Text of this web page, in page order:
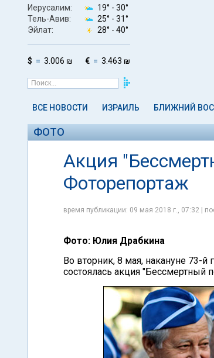
Иерусалим: 19° - 30°
Тель-Авив:
25° - 31°
Эйлат:
28° - 40°
$ 3.006 ₪ € 3.463 ₪
ВСЕ НОВОСТИ ИЗРАИЛЬ БЛИЖНИЙ
ФОТО
Акция
Фоторепортаж
время публикации: 09 мая 2018 г., 07:32 |
Фото: Юлия Драбкина
Во вторник, 8 мая, накануне 73-
состоялась акция "Бессмертный